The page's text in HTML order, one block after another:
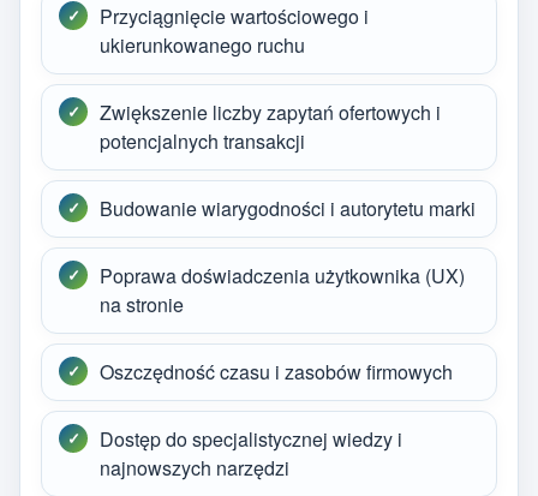
Przyciągnięcie wartościowego i
ukierunkowanego ruchu
Zwiększenie liczby zapytań ofertowych i
potencjalnych transakcji
Budowanie wiarygodności i autorytetu marki
Poprawa doświadczenia użytkownika (UX)
na stronie
Oszczędność czasu i zasobów firmowych
Dostęp do specjalistycznej wiedzy i
najnowszych narzędzi